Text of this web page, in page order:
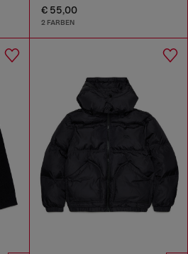
€ 55,00
2 FARBEN